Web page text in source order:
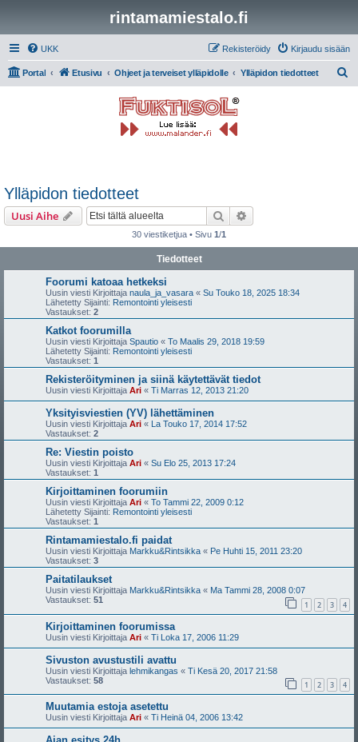
rintamamiestalo.fi
UKK Kirjaudu sisään
Rekisteröidy
Portal Etusivu Ohjeet ja terveiset ylläpidolle Ylläpidon tiedotteet
Ylläpidon tiedotteet
Uusi Aihe Etsi
30 viestiketjua • Sivu 1/1
Tiedotteet
Foorumi katoaa hetkeksi
Uusin viesti Kirjoittaja naula_ja_vasara « Su Touko 18, 2025 18:34
Lähetetty Sijainti: Remontointi yleisesti
Vastaukset: 2
Katkot foorumilla
Uusin viesti Kirjoittaja Spautio « To Maalis 29, 2018 19:59
Lähetetty Sijainti: Remontointi yleisesti
Vastaukset: 1
Rekisteröityminen ja siinä käytettävät tiedot
Uusin viesti Kirjoittaja Ari « Ti Marras 12, 2013 21:20
Yksityisviestien (YV) lähettäminen
Uusin viesti Kirjoittaja Ari « La Touko 17, 2014 17:52
Vastaukset: 2
Re: Viestin poisto
Uusin viesti Kirjoittaja Ari « Su Elo 25, 2013 17:24
Vastaukset: 1
Kirjoittaminen foorumiin
Uusin viesti Kirjoittaja Ari « To Tammi 22, 2009 0:12
Lähetetty Sijainti: Remontointi yleisesti
Vastaukset: 1
Rintamamiestalo.fi paidat
Uusin viesti Kirjoittaja Markku&Rintsikka « Pe Huhti 15, 2011 23:20
Vastaukset: 3
Paitatilaukset
Uusin viesti Kirjoittaja Markku&Rintsikka « Ma Tammi 28, 2008 0:07
Vastaukset: 51 1 2 3 4
Kirjoittaminen foorumissa
Uusin viesti Kirjoittaja Ari « Ti Loka 17, 2006 11:29
Sivuston avustustili avattu
Uusin viesti Kirjoittaja lehmikangas « Ti Kesä 20, 2017 21:58
Vastaukset: 58 1 2 3 4
Muutamia estoja asetettu
Uusin viesti Kirjoittaja Ari « Ti Heinä 04, 2006 13:42